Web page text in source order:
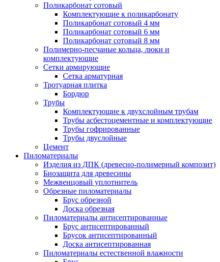
Поликарбонат сотовый
Комплектующие к поликарбонату
Поликарбонат сотовый 4 мм
Поликарбонат сотовый 6 мм
Поликарбонат сотовый 8 мм
Полимерно-песчаные кольца, люки и
комплектующие
Сетки армирующие
Сетка арматурная
Тротуарная плитка
Бордюр
Трубы
Комплектующие к двухслойным трубам
Трубы асбестоцементные и комплектующие
Трубы гофрированные
Трубы двуслойные
Цемент
Пиломатериалы
Изделия из ДПК (древесно-полимерный композит)
Биозащита для древесины
Межвенцовый уплотнитель
Обрезные пиломатериалы
Брус обрезной
Доска обрезная
Пиломатериалы антисептированные
Брус антисептированный
Брусок антисептированный
Доска антисептированная
Пиломатериалы естественной влажности